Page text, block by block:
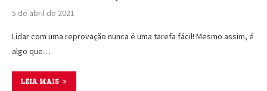
5 de abril de 2021
Lidar com uma reprovação nunca é uma tarefa fácil! Mesmo assim, é
algo que…
LEIA MAIS